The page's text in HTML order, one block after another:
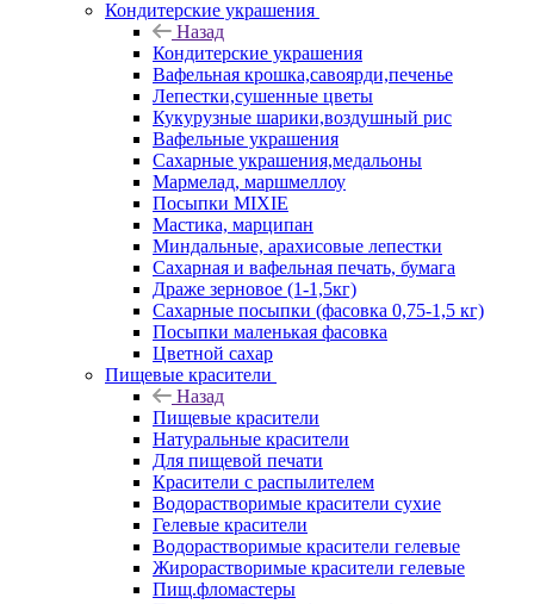
Кондитерские украшения
Назад
Кондитерские украшения
Вафельная крошка,савоярди,печенье
Лепестки,сушенные цветы
Кукурузные шарики,воздушный рис
Вафельные украшения
Сахарные украшения,медальоны
Мармелад, маршмеллоу
Посыпки MIXIE
Мастика, марципан
Миндальные, арахисовые лепестки
Сахарная и вафельная печать, бумага
Драже зерновое (1-1,5кг)
Сахарные посыпки (фасовка 0,75-1,5 кг)
Посыпки маленькая фасовка
Цветной сахар
Пищевые красители
Назад
Пищевые красители
Натуральные красители
Для пищевой печати
Красители с распылителем
Водорастворимые красители сухие
Гелевые красители
Водорастворимые красители гелевые
Жирорастворимые красители гелевые
Пищ.фломастеры